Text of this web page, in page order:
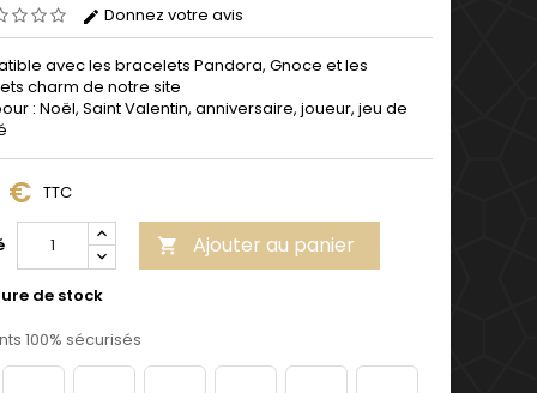
Donnez votre avis
avec les bracelets Pandora, Gnoce et les
charm de notre site
: Noël, Saint Valentin, anniversaire, joueur, jeu de
€ TTC
 Ajouter au panier
de stock
100% sécurisés